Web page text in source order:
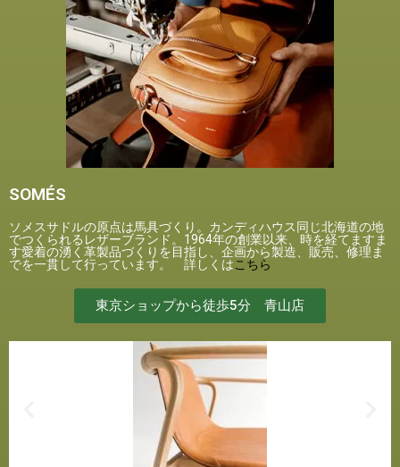
SOMÉS
ソメスサドルの原点は馬具づくり。カンディハウス同じ北海道の地
でつくられるレザーブランド。1964年の創業以来、時を経てますま
す愛着の湧く革製品づくりを目指し、企画から製造、販売、修理ま
でを一貫して行っています。 詳しくはこちら
東京ショップから徒歩5分 青山店